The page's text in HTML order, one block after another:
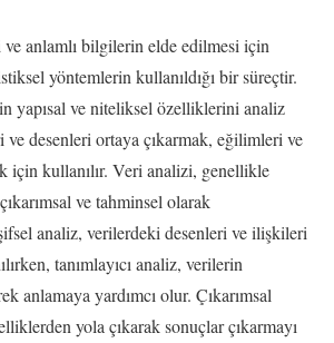
anlamlı bilgilerin elde edilmesi için
yöntemlerin kullanıldığı bir süreçtir.
yapısal ve niteliksel özelliklerini analiz
desenleri ortaya çıkarmak, eğilimleri ve
için kullanılır. Veri analizi, genellikle
ve tahminsel olarak
analiz, verilerdeki desenleri ve ilişkileri
tanımlayıcı analiz, verilerin
anlamaya yardımcı olur. Çıkarımsal
yola çıkarak sonuçlar çıkarmayı